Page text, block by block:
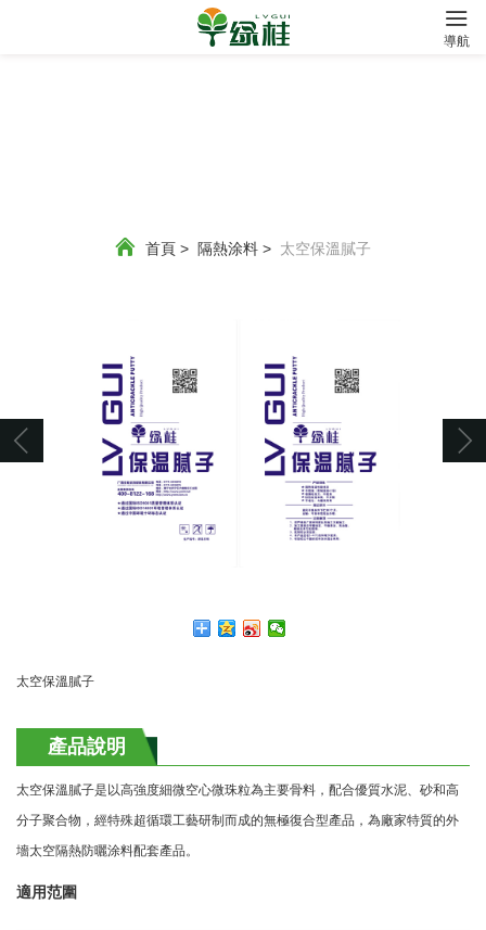
導航
首頁 > 隔熱涂料 > 太空保溫膩子
太空保溫膩子
產品說明
太空保溫膩子是以高強度細微空心微珠粒為主要骨料，配合優質水泥、砂和高
分子聚合物，經特殊超循環工藝研制而成的無極復合型產品，為廠家特質的外
墻太空隔熱防曬涂料配套產品。
適用范圍